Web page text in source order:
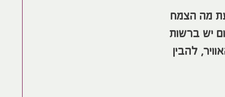
מה הצמח
יש ברשות
להבין